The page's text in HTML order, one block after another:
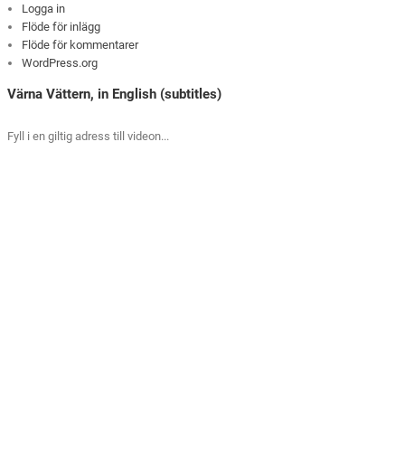
Logga in
Flöde för inlägg
Flöde för kommentarer
WordPress.org
Värna Vättern, in English (subtitles)
Fyll i en giltig adress till videon...